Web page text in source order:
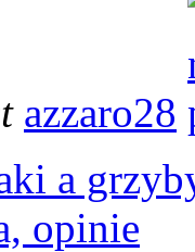
azzaro28
a
opinie